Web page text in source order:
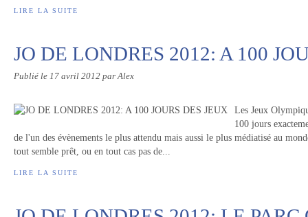
LIRE LA SUITE
JO DE LONDRES 2012: A 100
Publié le 17 avril 2012 par Alex
Les Jeux
100 jours
de l'un des évènements le plus attendu mais aussi le plus médiatisé au
tout semble prêt, ou en tout cas pas de...
LIRE LA SUITE